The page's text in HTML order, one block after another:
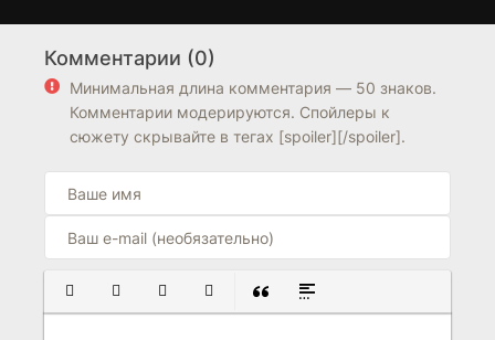
7.3
7.3
Комментарии (0)
Минимальная длина комментария — 50 знаков.
Комментарии модерируются. Спойлеры к
сюжету скрывайте в тегах [spoiler][/spoiler].
ПОЛУЖИРНЫЙ
КУРСИВПОДЧЕРКНУТЫЙ
ЗАЧЕРКНУТЫЙ
ВСТАВКА ЦИТАТЫ
ВСТАВКА СПОЙЛЕРА